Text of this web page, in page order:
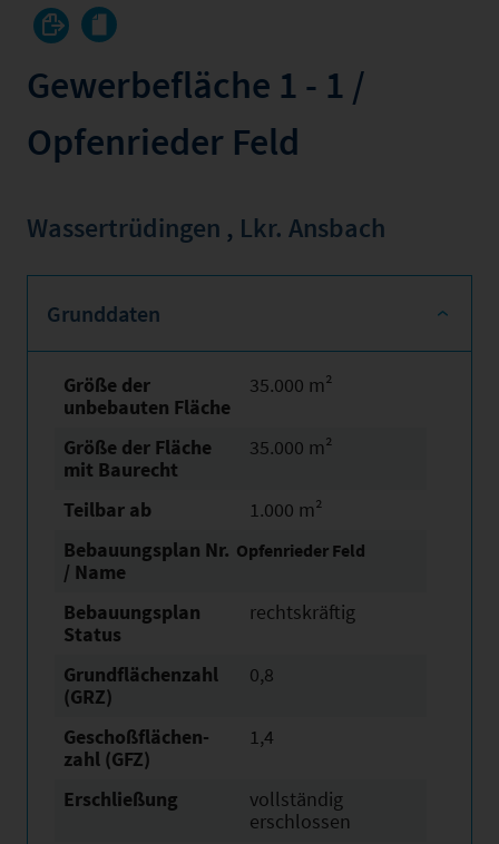
Gewerbefläche 1 - 1 /
Opfenrieder Feld
Wassertrüdingen , Lkr. Ansbach
Grunddaten
Größe der
unbebauten Fläche
35.000 m²
Größe der Fläche
mit Baurecht
35.000 m²
Teilbar ab
1.000 m²
Bebauungsplan Nr.
/ Name
Opfenrieder Feld
Bebauungsplan
Status
rechtskräftig
Grundflächen­zahl
(GRZ)
0,8
Geschoßflächen­
zahl (GFZ)
1,4
Erschließung
vollständig
erschlossen